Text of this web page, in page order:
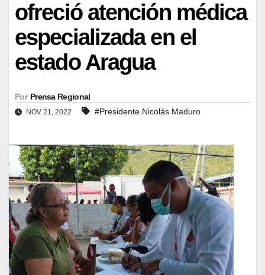
ofreció atención médica
especializada en el
estado Aragua
Por Prensa Regional
NOV 21, 2022 #Presidente Nicolás Maduro